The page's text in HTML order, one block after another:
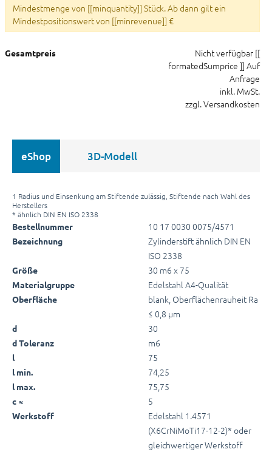
Mindestmenge von [[minquantity]] Stück. Ab dann gilt ein
Mindestpositionswert von [[minrevenue]] €
Gesamtpreis Nicht verfügbar [[
formatedSumprice ]] Auf
Anfrage
inkl. MwSt.
zzgl. Versandkosten
eShop 3D-Modell
1 Radius und Einsenkung am Stiftende zulässig, Stiftende nach Wahl des
Herstellers
* ähnlich DIN EN ISO 2338
Bestellnummer 10 17 0030 0075/4571
Bezeichnung
Zylinderstift ähnlich DIN EN
ISO 2338
Größe 30 m6 x 75
Materialgruppe Edelstahl A4-Qualität
Oberfläche
blank, Oberflächenrauheit Ra
≤ 0,8 µm
d 30
d Toleranz m6
l 75
l min. 74,25
l max. 75,75
c ≈ 5
Werkstoff
Edelstahl 1.4571
(X6CrNiMoTi17-12-2)* oder
gleichwertiger Werkstoff